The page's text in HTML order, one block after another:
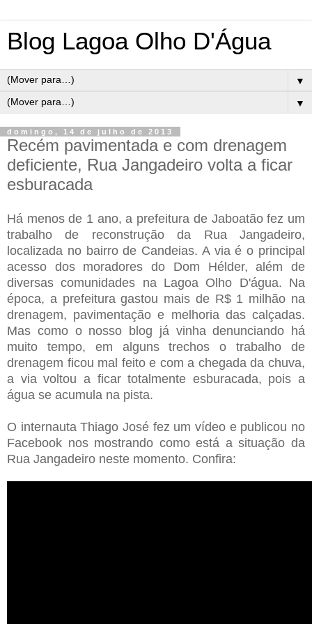
Blog Lagoa Olho D'Água
▼
▼
domingo, 14 de julho de 2013
Recém pavimentada e com drenagem
deficiente, Rua Jangadeiro volta a ficar
esburacada
Há menos de 1 ano, a prefeitura de Jaboatão fez um
trabalho de reconstrução da Rua Jangadeiro,
localizada no bairro de Candeias. A via é o principal
acesso dos moradores do Dom Hélder, além de
diversas comunidades na Lagoa Olho D'água. Na
época, a prefeitura gastou mais de R$ 1 milhão na
drenagem, pavimentação e melhoria das calçadas.
Mas como o nosso blog já vinha denunciando há
muito tempo, em alguns trechos o trabalho de
drenagem ficou mal feito e com a chegada da chuva,
a via voltou a ficar totalmente esburacada, pois a
água se acumula na pista.
O internauta Thiago José fez um vídeo e publicou no
Facebook nos mostrando como está a situação da
Rua Jangadeiro neste momento. Confira: